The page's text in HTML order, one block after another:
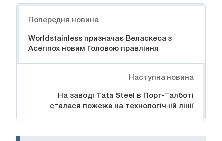
Попередня новина
Worldstainless призначає Веласкеса з
Acerinox новим Головою правління
Наступна новина
На заводі Tata Steel в Порт-Талботі
сталася пожежа на технологічній лінії